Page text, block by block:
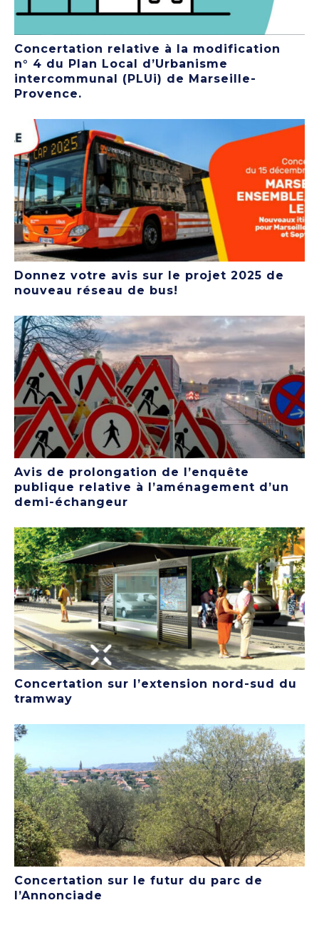
Concertation relative à la modification
n° 4 du Plan Local d’Urbanisme
intercommunal (PLUi) de Marseille-
Provence.
Donnez votre avis sur le projet 2025 de
nouveau réseau de bus!
Avis de prolongation de l’enquête
publique relative à l’aménagement d’un
demi-échangeur
Concertation sur l’extension nord-sud du
tramway
Concertation sur le futur du parc de
l’Annonciade